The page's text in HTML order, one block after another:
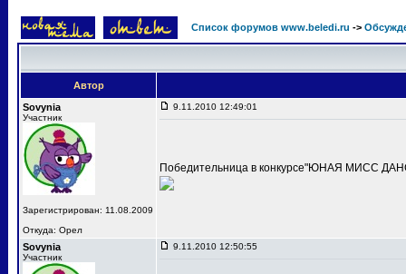
Список форумов www.beledi.ru ->
Автор
Sovynia
Участник
Зарегистрирован: 11.08.2009
Откуда: Орел
9.11.2010 12:49:01
Победительница в конкурсе"ЮНАЯ МИСС
Sovynia
Участник
9.11.2010 12:50:55